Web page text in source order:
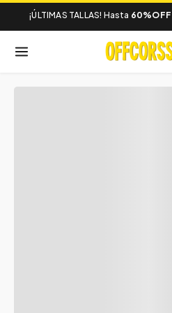
¡ÚLTIMAS TALLAS! Hasta 60%OFF